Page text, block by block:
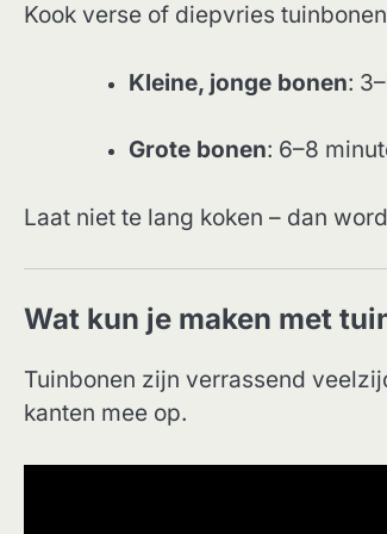
Kook verse of diepvries
Kleine, jonge bonen:
Grote bonen: 6–8
Laat niet te lang koken – dan
Wat kun je maken met
Tuinbonen zijn verrassend
kanten mee op.